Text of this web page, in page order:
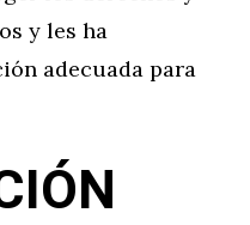
y les ha
adecuada para